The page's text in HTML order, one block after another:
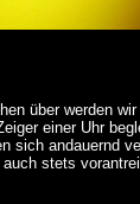
über werden
einer Uhr
sich andauernd
stets